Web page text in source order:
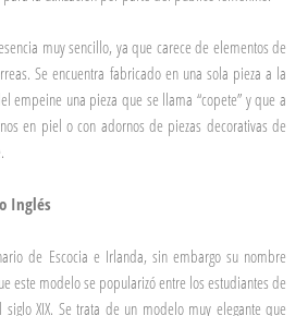
muy sencillo, ya que carece de elementos de
Se encuentra fabricado en una sola pieza a la
empeine una pieza que se llama “copete” y que a
en piel o con adornos de piezas decorativas de
Inglés
de Escocia e Irlanda, sin embargo su nombre
este modelo se popularizó entre los estudiantes de
XIX. Se trata de un modelo muy elegante que